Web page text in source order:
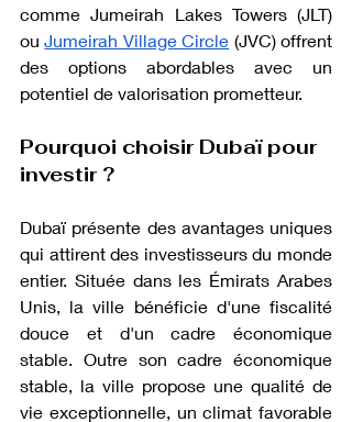
comme Jumeirah Lakes Towers (JLT)
ou Jumeirah Village Circle (JVC) offrent
des options abordables avec un
potentiel de valorisation prometteur.
Pourquoi choisir Dubaï pour
investir ?
Dubaï présente des avantages uniques
qui attirent des investisseurs du monde
entier. Située dans les Émirats Arabes
Unis, la ville bénéficie d'une fiscalité
douce et d'un cadre économique
stable. Outre son cadre économique
stable, la ville propose une qualité de
vie exceptionnelle, un climat favorable